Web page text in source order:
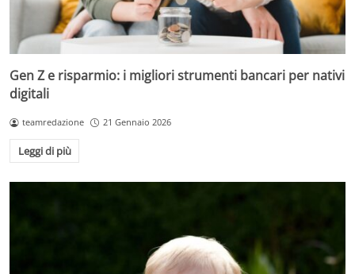
Gen Z e risparmio: i migliori strumenti bancari per nativi
digitali
teamredazione 21 Gennaio 2026
Leggi di più